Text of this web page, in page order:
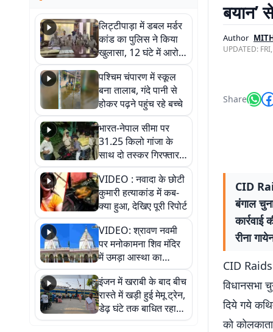
लिट्टीपाड़ा में डबल मर्डर
कांड का पुलिस ने किया
खुलासा, 12 घंटे में आरोपी
गिरफ्तार
पश्चिम चंपारण में स्कूल
बना तालाब, गंदे पानी से
होकर पढ़ने पहुंच रहे बच्चे
भारत-नेपाल सीमा पर
31.25 किलो गांजा के
साथ दो तस्कर गिरफ्तार,
नेपाली नंबर की बाइक
जब्त
VIDEO : नवादा के छोटी
कुमारी हत्याकांड में कब-
क्या हुआ, देखिए पूरी रिपोर्ट
VIDEO: श्रावण नवमी
पर मनोकामना शिव मंदिर
में उमड़ा आस्था का
सैलाब, हर-हर महादेव के
जयघोष से गूंजा परिसर
इंजन में खराबी के बाद बीच
रास्ते में खड़ी हुई मेमू ट्रेन,
डेढ़ घंटे तक बाधित रहा
आवागमन
बयान’
Author
UPDATED:
Share
CID
बंगाल
रीना
CID
विधानसभा
दिये गये
को